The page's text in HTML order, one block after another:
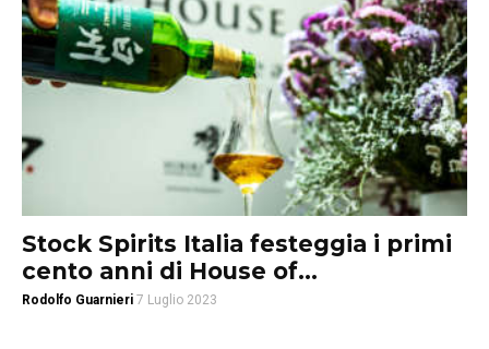
Stock Spirits Italia festeggia i primi
cento anni di House of...
Rodolfo Guarnieri 7 Luglio 2023